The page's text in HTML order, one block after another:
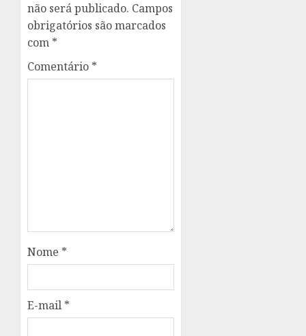
não será publicado. Campos
obrigatórios são marcados
com *
Comentário *
Nome *
E-mail *